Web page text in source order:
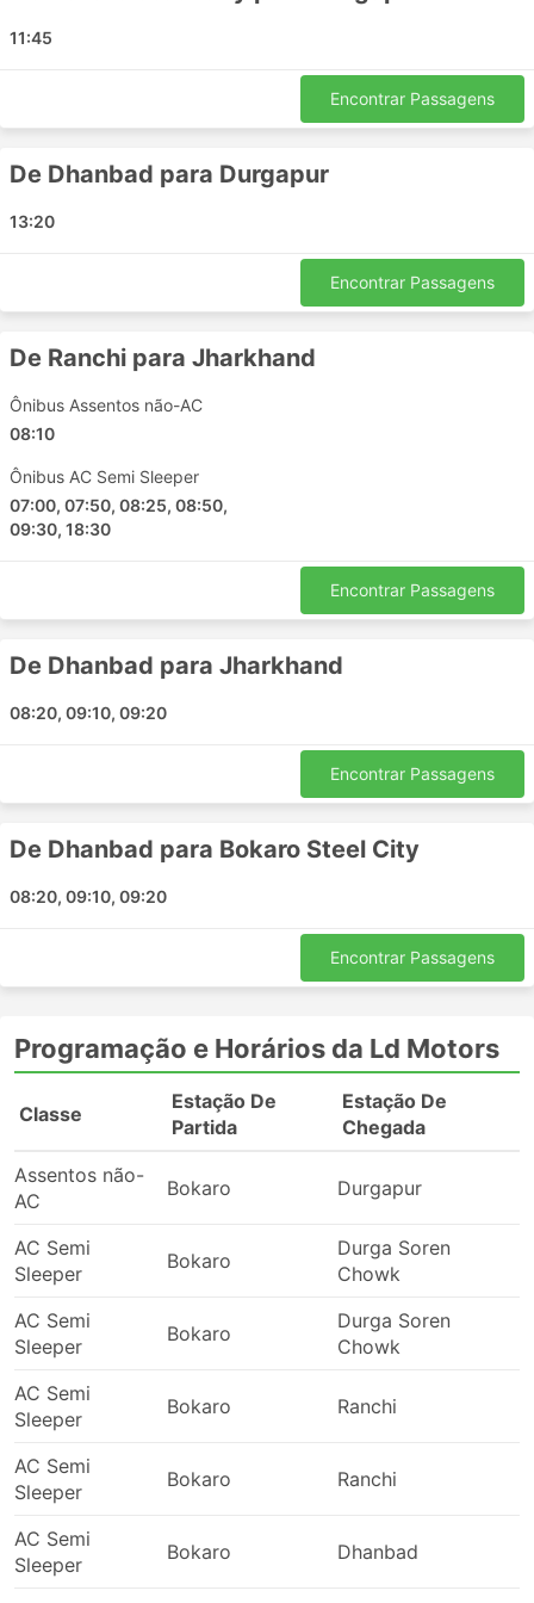
Terminais de ônibus interurbanos mais novos
estão muito muitas vezes localizados fora da
cidade, perto de rodovias maiores para permitir
cidade. Infelizmente, isso pode criar dificuldades
destinos existem restrições aos veículos
autorizados a entrar no terminal, e você terá que
usar transportes especiais para chegar lá. Isto
podem subir. Calcule também o tempo extra se
especialmente se você não estiver familiarizado
partida.
Os ônibus são provavelmente o meio de
transporte que fica fora do horário com mais
aviões. Eles dependem muito da situação da
estrada, que às vezes pode ser imprevisível -
desvios, etc. Isso se aplica especialmente a
viagens durante fins de semana, alta estação ou
feriados nacionais. Lembre-se disso e não planeje
Viajar em determinadas rotas ou durante os
períodos mais procurados pode exigir reserva
possível chegar à rodoviária e pegar o próximo
esgotadas, portanto, organize sua viagem
11:45
Encontrar Passagens
De Dhanbad para Durgapur
13:20
Encontrar Passagens
De Ranchi para Jharkhand
Ônibus Assentos não-AC
08:10
Ônibus AC Semi Sleeper
07:00, 07:50, 08:25, 08:50,
09:30, 18:30
Encontrar Passagens
De Dhanbad para Jharkhand
08:20, 09:10, 09:20
Encontrar Passagens
De Dhanbad para Bokaro Steel City
08:20, 09:10, 09:20
Encontrar Passagens
Programação e Horários da Ld Motors
Classe
Estação De
Partida
Estação De
Chegada
Assentos não-
AC
Bokaro Durgapur
AC Semi
Sleeper
Bokaro
Durga Soren
Chowk
AC Semi
Sleeper
Bokaro
Durga Soren
Chowk
AC Semi
Sleeper
Bokaro Ranchi
AC Semi
Sleeper
Bokaro Ranchi
AC Semi
Sleeper
Bokaro Dhanbad